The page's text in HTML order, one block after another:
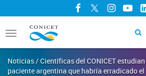
Facebook
Twitter
Toggle
navigation
Noticias / Científicas del CONICET
paciente argentina que habría erradicado